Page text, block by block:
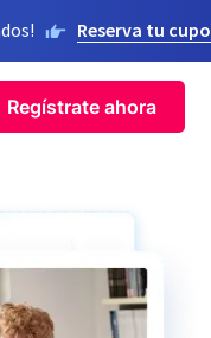
Reserva tu cupo
Regístrate ahora